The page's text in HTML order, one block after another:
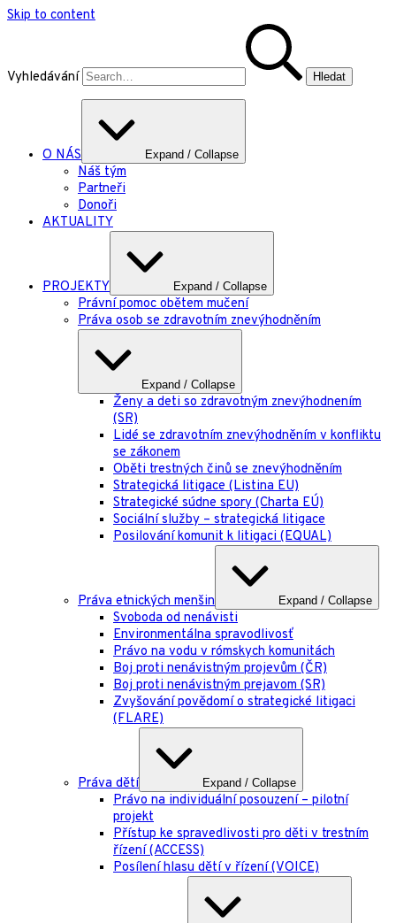
Skip to content
Vyhledávání
O NÁS Expand / Collapse
Náš tým
Partneři
Donoři
AKTUALITY
PROJEKTY Expand / Collapse
Právní pomoc obětem mučení
Práva osob se zdravotním znevýhodněním
Expand / Collapse
Ženy a deti so zdravotným znevýhodnením
(SR)
Lidé se zdravotním znevýhodněním v konfliktu
se zákonem
Oběti trestných činů se znevýhodněním
Strategická litigace (Listina EU)
Strategické súdne spory (Charta EÚ)
Sociální služby – strategická litigace
Posilování komunit k litigaci (EQUAL)
Práva etnických menšin Expand / Collapse
Svoboda od nenávisti
Environmentálna spravodlivosť
Právo na vodu v rómskych komunitách
Boj proti nenávistným projevům (ČR)
Boj proti nenávistným prejavom (SR)
Zvyšování povědomí o strategické litigaci
(FLARE)
Práva dětí Expand / Collapse
Právo na individuální posouzení – pilotní
projekt
Přístup ke spravedlivosti pro děti v trestním
řízení (ACCESS)
Posílení hlasu dětí v řízení (VOICE)